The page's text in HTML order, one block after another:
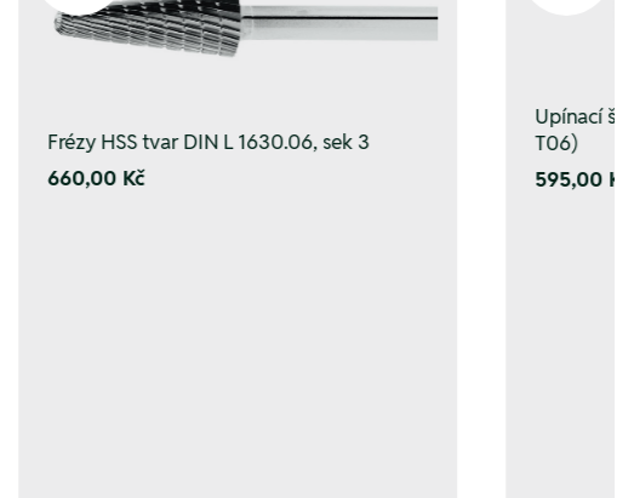
Frézy HSS tvar DIN L 1630.06, sek 3
660,00 Kč
Upínací
T06)
595,00 Kč